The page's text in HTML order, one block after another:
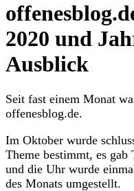
2020 und
Ausblick
Seit fast einem Monat
offenesblog.de.
Im Oktober wurde
Theme bestimmt, es
und die Uhr wurde
des Monats umgestellt.